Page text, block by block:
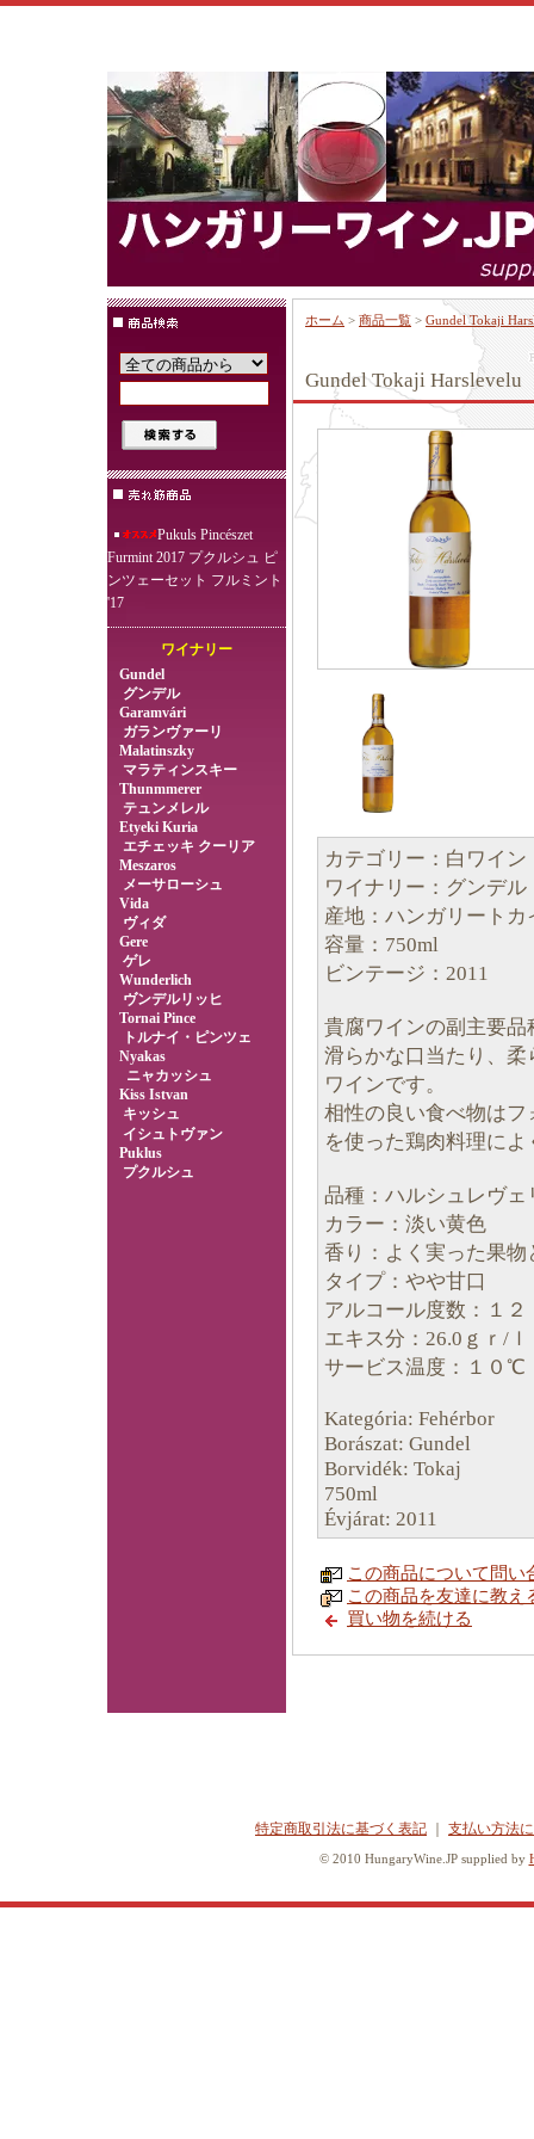
Pukuls Pincészet
Furmint 2017 プクルシュ ピ
ンツェーセット フルミント
'17
ワイナリー
Gundel
グンデル
Garamvári
ガランヴァーリ
Malatinszky
マラティンスキー
Thunmmerer
テュンメレル
Etyeki Kuria
エチェッキ クーリア
Meszaros
メーサローシュ
Vida
ヴィダ
Gere
ゲレ
Wunderlich
ヴンデルリッヒ
Tornai Pince
トルナイ・ピンツェ
Nyakas
ニャカッシュ
Kiss Istvan
キッシュ
イシュトヴァン
Puklus
プクルシュ
ホーム > 商品一覧 > Gundel Tokaji
Gundel Tokaji
カテゴリー：白ワイ
ワイナリー：グンデル
産地：ハンガリートカ
容量：750ml
ビンテージ：2011
貴腐ワインの副主要
滑らかな口当たり、
ワインです。
相性の良い食べ物は
を使った鶏肉料理に
品種：ハルシュレヴェ
カラー：淡い黄色
香り：よく実った果物
タイプ：やや甘口
アルコール度数：１
エキス分：26.0ｇｒ/ｌ
サービス温度：１０℃
Kategória: Fehérbor
Borászat: Gundel
Borvidék: Tokaj
750ml
Évjárat: 2011
この商品について問い
この商品を友達に教え
買い物を続ける
特定商取引法に基づく表記 支払い方法
© 2010 HungaryWine.JP supplied by